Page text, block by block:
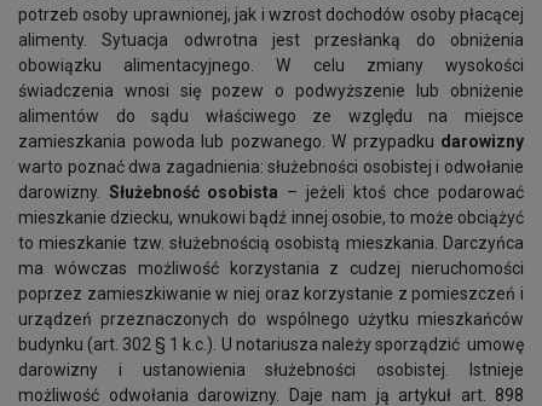
potrzeb osoby uprawnionej, jak i wzrost dochodów osoby płacącej
alimenty. Sytuacja odwrotna jest przesłanką do obniżenia
obowiązku alimentacyjnego. W celu zmiany wysokości
świadczenia wnosi się pozew o podwyższenie lub obniżenie
alimentów do sądu właściwego ze względu na miejsce
zamieszkania powoda lub pozwanego. W przypadku darowizny
warto poznać dwa zagadnienia: służebności osobistej i odwołanie
darowizny. Służebność osobista – jeżeli ktoś chce podarować
mieszkanie dziecku, wnukowi bądź innej osobie, to może obciążyć
to mieszkanie tzw. służebnością osobistą mieszkania. Darczyńca
ma wówczas możliwość korzystania z cudzej nieruchomości
poprzez zamieszkiwanie w niej oraz korzystanie z pomieszczeń i
urządzeń przeznaczonych do wspólnego użytku mieszkańców
budynku (art. 302 § 1 k.c.). U notariusza należy sporządzić umowę
darowizny i ustanowienia służebności osobistej. Istnieje
możliwość odwołania darowizny. Daje nam ją artykuł art. 898